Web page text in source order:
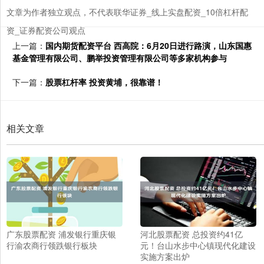
文章为作者独立观点，不代表联华证券_线上实盘配资_10倍杠杆配
资_证券配资公司观点
上一篇： 国内期货配资平台 西高院：6月20日进行路演，山东国惠
基金管理有限公司、鹏举投资管理有限公司等多家机构参与
下一篇： 股票杠杆率 投资黄埔，很靠谱！
相关文章
广东股票配资 浦发银行重庆银
行渝农商行领跌银行板块
河北股票配资 总投资约41亿
元！台山水步中心镇现代化建设
实施方案出炉